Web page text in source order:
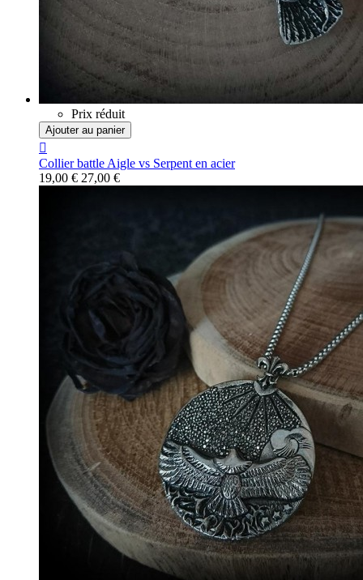
Prix réduit
Ajouter au panier

Collier battle Aigle vs Serpent en acier
19,00 € 27,00 €